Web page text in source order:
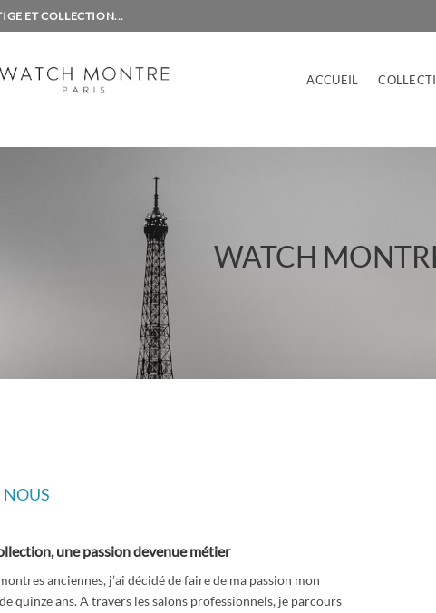
ET COLLECTION...
ACCUEIL
WATCH
une passion devenue métier
anciennes, j’ai décidé de faire de ma passion mon
quinze ans. A travers les salons professionnels, je parcours